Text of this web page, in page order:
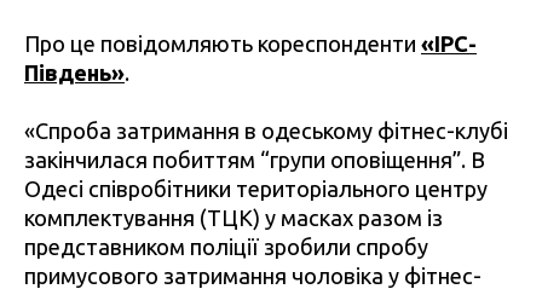
Про це повідомляють кореспонденти «IPC-
Південь».
«Спроба затримання в одеському фітнес-клубі
закінчилася побиттям “групи оповіщення”. В
Одесі співробітники територіального центру
комплектування (ТЦК) у масках разом із
представником поліції зробили спробу
примусового затримання чоловіка у фітнес-